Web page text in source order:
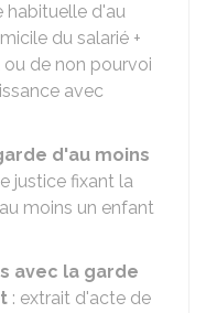
habituelle d'au
du salarié +
de non pourvoi
avec
d'au moins
justice fixant la
moins un enfant
avec la garde
: extrait d'acte de